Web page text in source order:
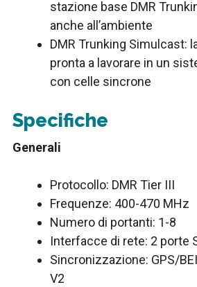
stazione base DMR
anche all’ambiente
DMR Trunking Simulcast:
pronta a lavorare in un
con celle sincrone
Specifiche
Generali
Protocollo: DMR Tier III
Frequenze: 400-470 MHz
Numero di portanti: 1-8
Interfacce di rete: 2 porte
Sincronizzazione: GPS/
V2